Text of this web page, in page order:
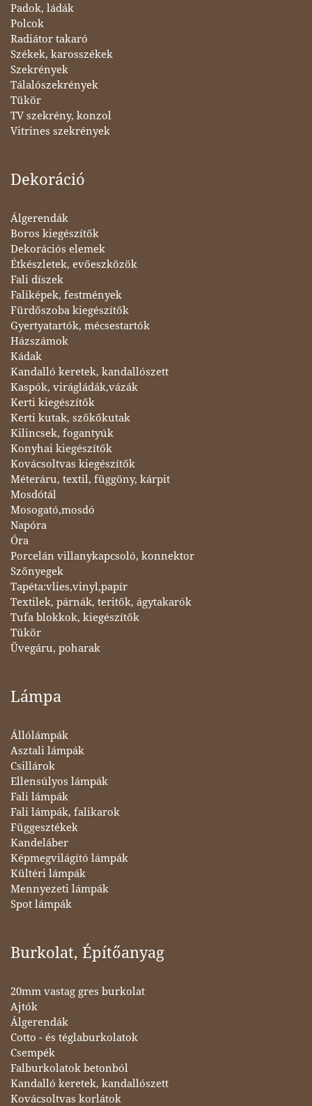
Padok, ládák
Polcok
Radiátor takaró
Székek, karosszékek
Szekrények
Tálalószekrények
Tükör
TV szekrény, konzol
Vitrines szekrények
Dekoráció
Álgerendák
Boros kiegészítők
Dekorációs elemek
Étkészletek, evőeszközök
Fali díszek
Faliképek, festmények
Fürdőszoba kiegészítők
Gyertyatartók, mécsestartók
Házszámok
Kádak
Kandalló keretek, kandallószett
Kaspók, virágládák,vázák
Kerti kiegészítők
Kerti kutak, szökőkutak
Kilincsek, fogantyúk
Konyhai kiegészítők
Kovácsoltvas kiegészítők
Méteráru, textil, függöny, kárpit
Mosdótál
Mosogató,mosdó
Napóra
Óra
Porcelán villanykapcsoló, konnektor
Szőnyegek
Tapéta:vlies,vinyl,papír
Textilek, párnák, teritők, ágytakarók
Tufa blokkok, kiegészítők
Tükör
Üvegáru, poharak
Lámpa
Állólámpák
Asztali lámpák
Csillárok
Ellensúlyos lámpák
Fali lámpák
Fali lámpák, falikarok
Függesztékek
Kandeláber
Képmegvilágító lámpák
Kültéri lámpák
Mennyezeti lámpák
Spot lámpák
Burkolat, Építőanyag
20mm vastag gres burkolat
Ajtók
Álgerendák
Cotto - és téglaburkolatok
Csempék
Falburkolatok betonból
Kandalló keretek, kandallószett
Kovácsoltvas korlátok